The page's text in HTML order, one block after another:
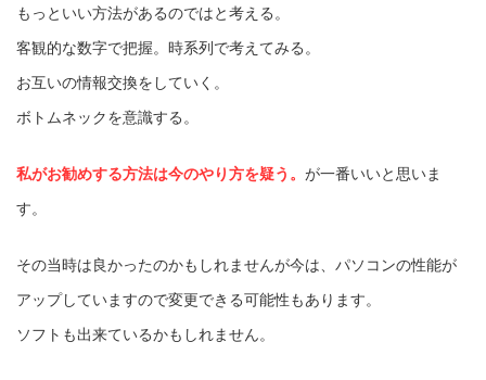
もっといい方法があるのではと考える。
客観的な数字で把握。時系列で考えてみる。
お互いの情報交換をしていく。
ボトムネックを意識する。
私がお勧めする方法は今のやり方を疑う 。 が一番いいと思いま
す。
その当時は良かったのかもしれませんが今は、パソコンの性能が
アップしていますので変更できる可能性もあります。
ソフトも出来ているかもしれません。